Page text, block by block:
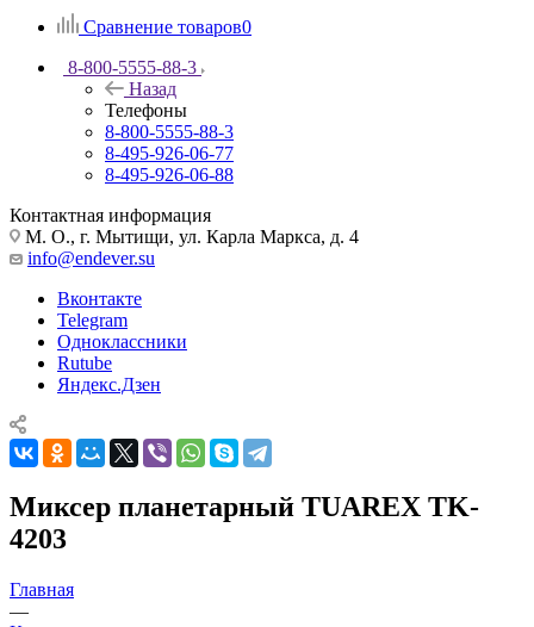
Сравнение товаров0
8-800-5555-88-3
Назад
Телефоны
8-800-5555-88-3
8-495-926-06-77
8-495-926-06-88
Контактная информация
М. О., г. Мытищи, ул. Карла Маркса, д. 4
info@endever.su
Вконтакте
Telegram
Одноклассники
Rutube
Яндекс.Дзен
Миксер планетарный TUAREX TK-
4203
Главная
—